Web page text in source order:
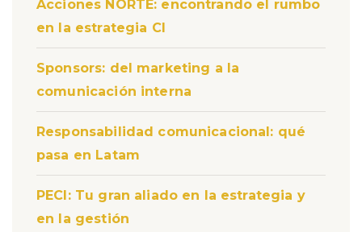
Acciones NORTE: encontrando el rumbo
en la estrategia CI
Sponsors: del marketing a la
comunicación interna
Responsabilidad comunicacional: qué
pasa en Latam
PECI: Tu gran aliado en la estrategia y
en la gestión